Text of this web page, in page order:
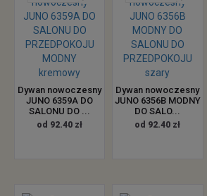
Dywan nowoczesny
JUNO 6359A DO
SALONU DO ...
od 92.40 zł
Dywan nowoczesny
JUNO 6356B MODNY
DO SALO...
od 92.40 zł